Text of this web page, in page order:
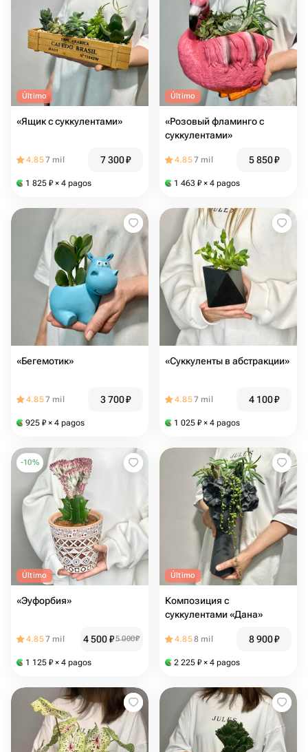
Último
«Ящик с суккулентами»
4.857 mil 7 300₽
1 825 ₽ × 4 pagos
Último
«Розовый фламинго с
суккулентами»
4.857 mil 5 850₽
1 463 ₽ × 4 pagos
«Бегемотик»
4.857 mil 3 700₽
925 ₽ × 4 pagos
«Суккуленты в абстракции»
4.857 mil 4 100₽
1 025 ₽ × 4 pagos
-10%
Último
«Эуфорбия»
4.857 mil 4 500₽5 000₽
1 125 ₽ × 4 pagos
Último
Композиция с
суккулентами «Дана»
4.858 mil 8 900₽
2 225 ₽ × 4 pagos